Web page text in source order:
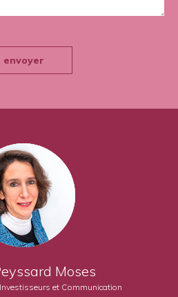
envoyer
Moses
et Communication